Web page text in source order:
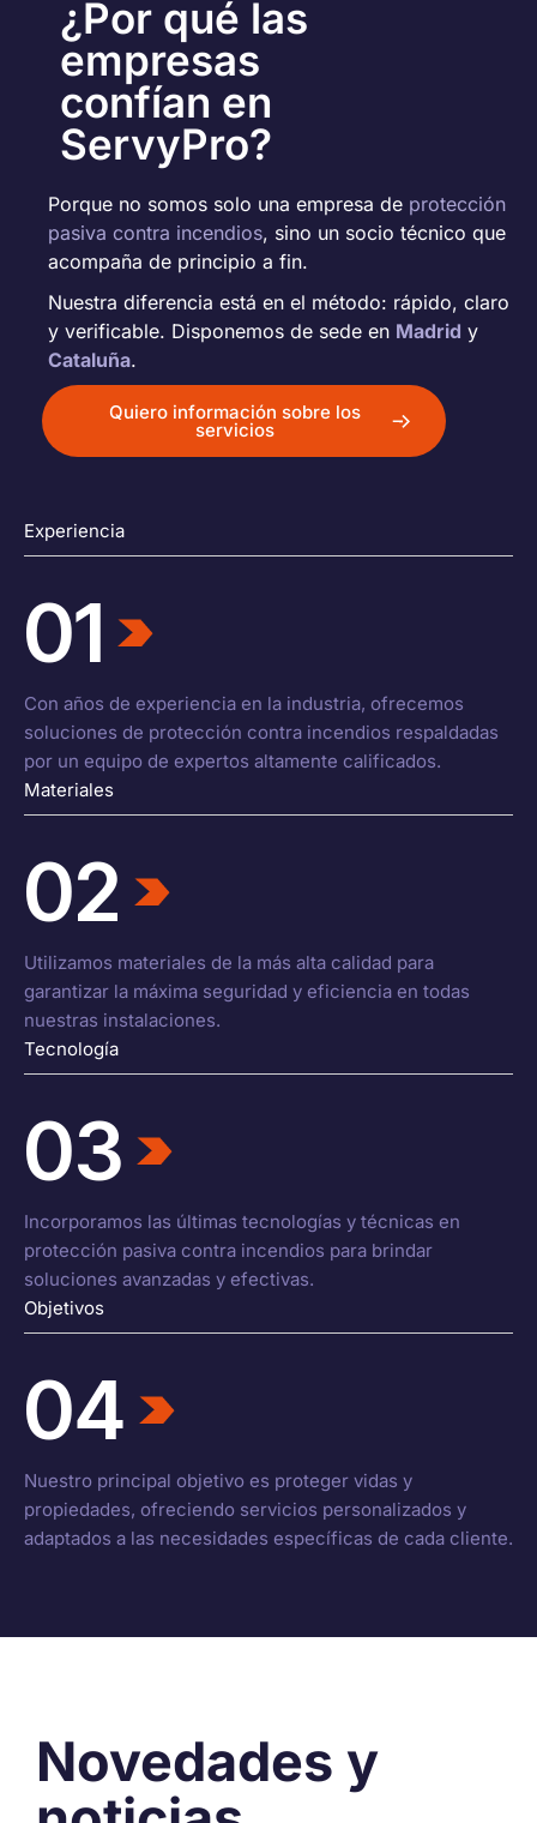
¿Por qué las
empresas
confían en
ServyPro?
Porque no somos solo una empresa de protección
pasiva contra incendios, sino un socio técnico que
acompaña de principio a fin.
Nuestra diferencia está en el método: rápido, claro
y verificable. Disponemos de sede en Madrid y
Cataluña.
Quiero información sobre los
servicios
Experiencia
01
Con años de experiencia en la industria, ofrecemos
soluciones de protección contra incendios respaldadas
por un equipo de expertos altamente calificados.
Materiales
02
Utilizamos materiales de la más alta calidad para
garantizar la máxima seguridad y eficiencia en todas
nuestras instalaciones.
Tecnología
03
Incorporamos las últimas tecnologías y técnicas en
protección pasiva contra incendios para brindar
soluciones avanzadas y efectivas.
Objetivos
04
Nuestro principal objetivo es proteger vidas y
propiedades, ofreciendo servicios personalizados y
adaptados a las necesidades específicas de cada cliente.
Novedades y